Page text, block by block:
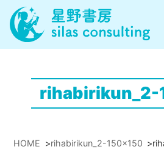
rihabirikun_2-
HOME >rihabirikun_2-150x150 >